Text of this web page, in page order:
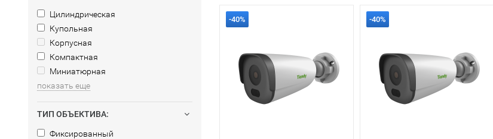
Цилиндрическая
Купольная
Корпусная
Компактная
Миниатюрная
показать еще
ТИП ОБЪЕКТИВА:
Фиксированный
-40% -40%